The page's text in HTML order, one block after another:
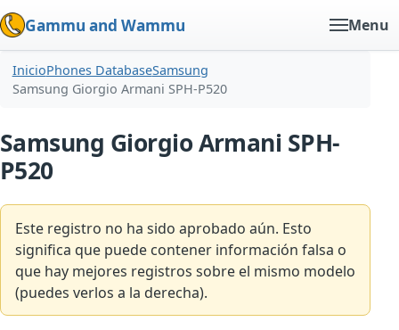
Gammu and Wammu Menu
InicioPhones DatabaseSamsung
Samsung Giorgio Armani SPH-P520
Samsung Giorgio Armani SPH-
P520
Este registro no ha sido aprobado aún. Esto
significa que puede contener información falsa o
que hay mejores registros sobre el mismo modelo
(puedes verlos a la derecha).